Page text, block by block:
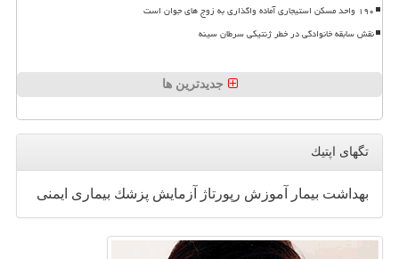
۱۹۰ واحد مسکن استیجاری آماده واگذاری به زوج های جوان است
نقش سابقه خانوادگی در خطر ژنتیکی سرطان سینه
جدیدترین ها
تگهای اپتیك
بهداشت بیمار آموزش رپورتاژ آزمایش پزشك بیماری ایمنی